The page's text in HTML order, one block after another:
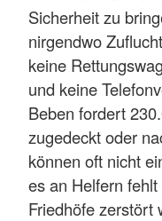
Sicherheit zu
nirgendwo
keine
und keine
Beben fordert
zugedeckt oder
können oft nicht
es an Helfern
Friedhöfe zerstört